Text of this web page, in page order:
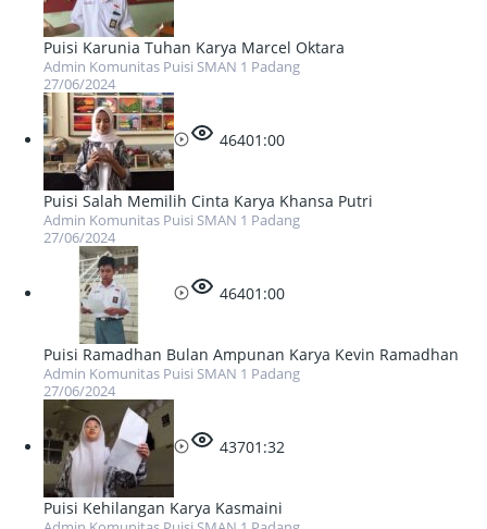
Puisi Karunia Tuhan Karya Marcel Oktara
Admin Komunitas Puisi SMAN 1 Padang
27/06/2024
46401:00
Puisi Salah Memilih Cinta Karya Khansa Putri
Admin Komunitas Puisi SMAN 1 Padang
27/06/2024
46401:00
Puisi Ramadhan Bulan Ampunan Karya Kevin Ramadhan
Admin Komunitas Puisi SMAN 1 Padang
27/06/2024
43701:32
Puisi Kehilangan Karya Kasmaini